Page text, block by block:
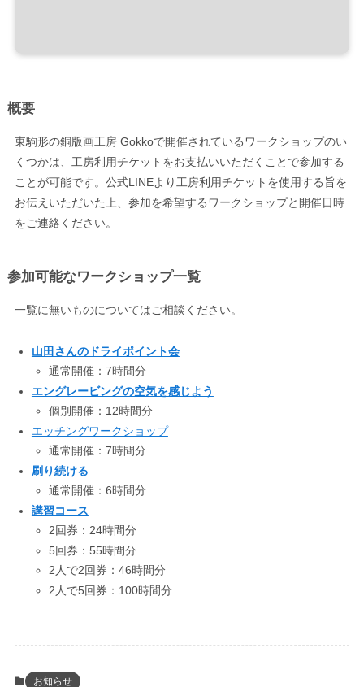
概要
東駒形の銅版画工房 Gokkoで開催されているワークショップのい
くつかは、工房利用チケットをお支払いいただくことで参加する
ことが可能です。公式LINEより工房利用チケットを使用する旨を
お伝えいただいた上、参加を希望するワークショップと開催日時
をご連絡ください。
参加可能なワークショップ一覧
一覧に無いものについてはご相談ください。
山田さんのドライポイント会
通常開催：7時間分
エングレービングの空気を感じよう
個別開催：12時間分
エッチングワークショップ
通常開催：7時間分
刷り続ける
通常開催：6時間分
講習コース
2回券：24時間分
5回券：55時間分
2人で2回券：46時間分
2人で5回券：100時間分
お知らせ